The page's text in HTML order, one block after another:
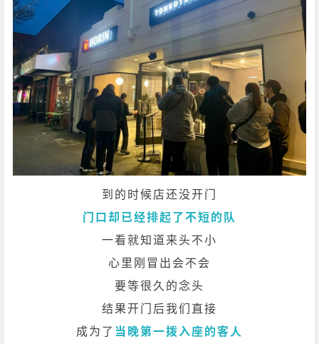
到的时候店还没开门
门口却已经排起了不短的队
一看就知道来头不小
心里刚冒出会不会
要等很久的念头
结果开门后我们直接
成为了 当晚第一拨入座的客人